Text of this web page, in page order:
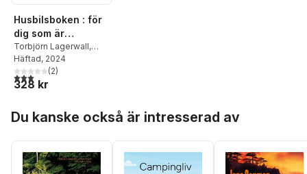
Husbilsboken : för
dig som är
nybörjare på husbil
Torbjörn Lagerwall,
Sanna Ohlander
Häftad, 2024
3,0utav 5 stjärnor. Totalt antal röster:
(2)
328 kr
Du kanske också är intresserad av